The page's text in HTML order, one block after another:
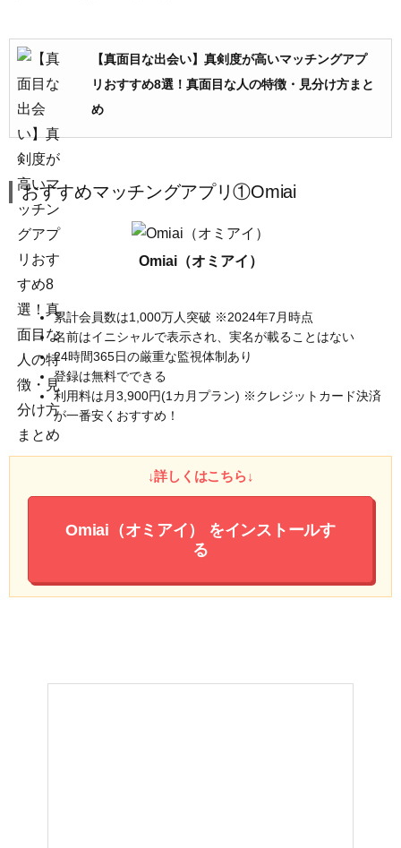
【真面目な出会い】真剣度が高いマッチングアプ
リおすすめ8選！真面目な人の特徴・見分け方まと
め
おすすめマッチングアプリ①Omiai
Omiai（オミアイ）
累計会員数は1,000万人突破 ※2024年7月時点
名前はイニシャルで表示され、実名が載ることはない
24時間365日の厳重な監視体制あり
登録は無料でできる
利用料は月3,900円(1カ月プラン) ※クレジットカード決済
が一番安くおすすめ！
↓詳しくはこちら↓
Omiai（オミアイ）
をインストールす
る